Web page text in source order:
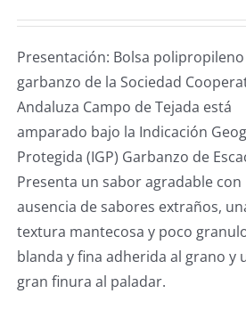
Presentación: Bolsa polipropileno
garbanzo de la Sociedad
Andaluza Campo de Tejada está
amparado bajo la Indicación
Protegida (IGP) Garbanzo de
Presenta un sabor agradable con
ausencia de sabores extraños,
textura mantecosa y poco
blanda y fina adherida al grano y
gran finura al paladar.